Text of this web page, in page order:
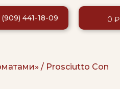
(909) 441-18-09 0 ₽
/ Prosciutto Con